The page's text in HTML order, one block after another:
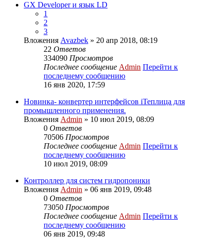
GX Developer и язык LD
1
2
3
Вложения Avazbek » 20 апр 2018, 08:19
22 Ответов
334090 Просмотров
Последнее сообщение Admin Перейти к
последнему сообщению
16 янв 2020, 17:59
Новинка- конвертер интерфейсов iТеплица для
промышленного применения.
Вложения Admin » 10 июл 2019, 08:09
0 Ответов
70506 Просмотров
Последнее сообщение Admin Перейти к
последнему сообщению
10 июл 2019, 08:09
Контроллер для систем гидропоники
Вложения Admin » 06 янв 2019, 09:48
0 Ответов
73050 Просмотров
Последнее сообщение Admin Перейти к
последнему сообщению
06 янв 2019, 09:48